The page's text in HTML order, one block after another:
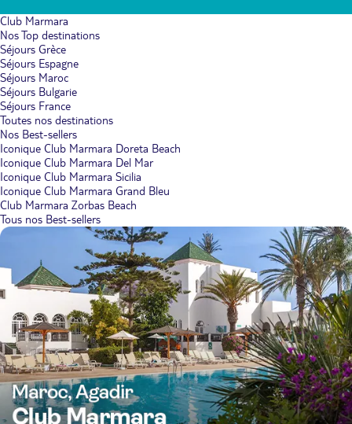
Club Marmara
Nos Top destinations
Séjours Grèce
Séjours Espagne
Séjours Maroc
Séjours Bulgarie
Séjours France
Toutes nos destinations
Nos Best-sellers
Iconique Club Marmara Doreta Beach
Iconique Club Marmara Del Mar
Iconique Club Marmara Sicilia
Iconique Club Marmara Grand Bleu
Club Marmara Zorbas Beach
Tous nos Best-sellers